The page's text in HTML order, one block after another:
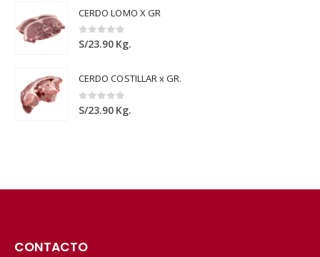
CERDO LOMO X GR
0out of 5
S/23.90 Kg.
CERDO COSTILLAR x GR.
0out of 5
S/23.90 Kg.
CONTACTO